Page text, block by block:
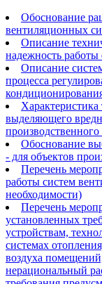
Обоснование
вентиляционных
Описание
надежность работы
Описание
процесса
Характеристика
выделяющего
производственного
Обоснование
- для объектов
Перечень
работы систем
необходимости)
Перечень
установленных
устройствам,
системах
воздуха
нерациональный